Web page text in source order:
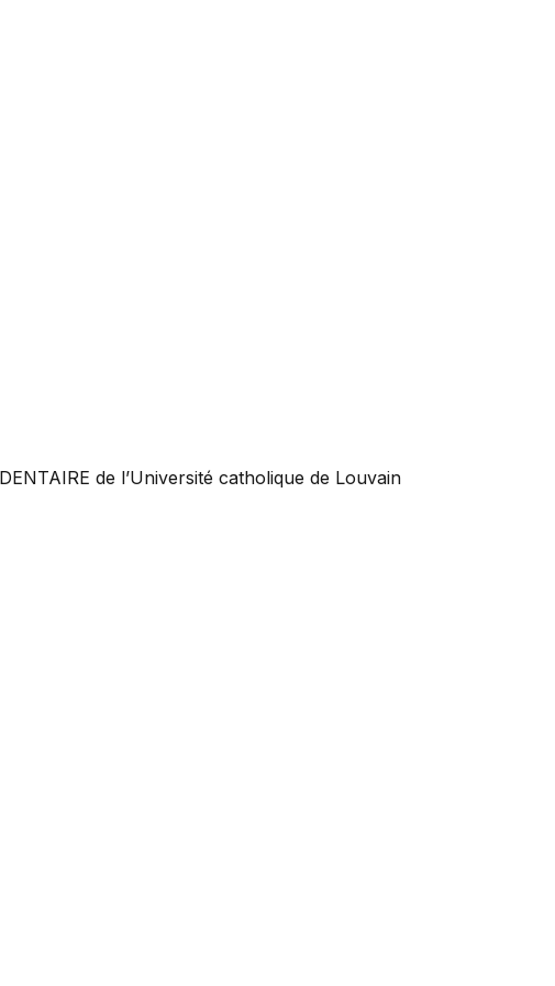
de l’Université catholique de Louvain